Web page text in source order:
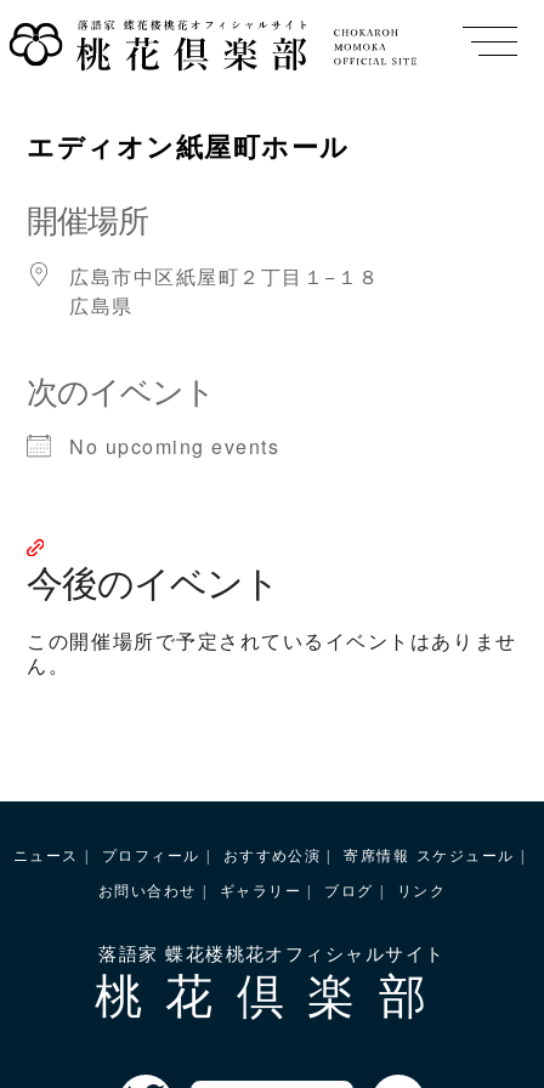
エディオン紙屋町ホール
開催場所
広島市中区紙屋町２丁目１−１８
広島県
次のイベント
No upcoming events
今後のイベント
この開催場所で予定されているイベントはありませ
ん。
ニュース プロフィール おすすめ公演 寄席情報 スケジュール
お問い合わせ ギャラリー ブログ リンク
落語家 蝶花楼桃花オフィシャルサイト
桃花倶楽部